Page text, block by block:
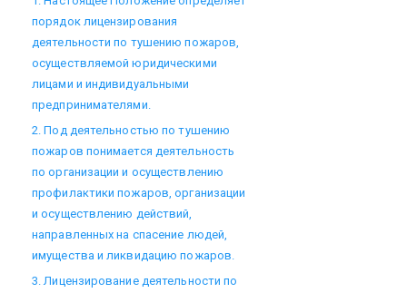
порядок лицензирования
деятельности по тушению пожаров,
осуществляемой юридическими
лицами и индивидуальными
предпринимателями.
2. Под деятельностью по тушению
пожаров понимается деятельность
по организации и осуществлению
профилактики пожаров, организации
и осуществлению действий,
направленных на спасение людей,
имущества и ликвидацию пожаров.
3. Лицензирование деятельности по